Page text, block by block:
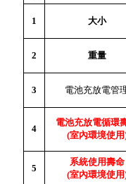
1 大小
2 重量
3 電池充放電管
4
電池充放電循環
(室內環境使用
5
系統使用壽命
(室內環境使用